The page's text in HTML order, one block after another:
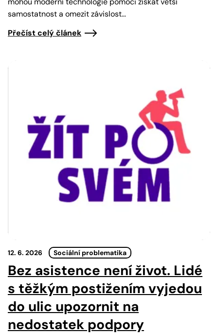
samostatnost a omezit závislost…
Přečíst celý článek
12. 6. 2026 Sociální problematika
Bez asistence není život. Lidé
s těžkým postižením vyjedou
do ulic upozornit na
nedostatek podpory